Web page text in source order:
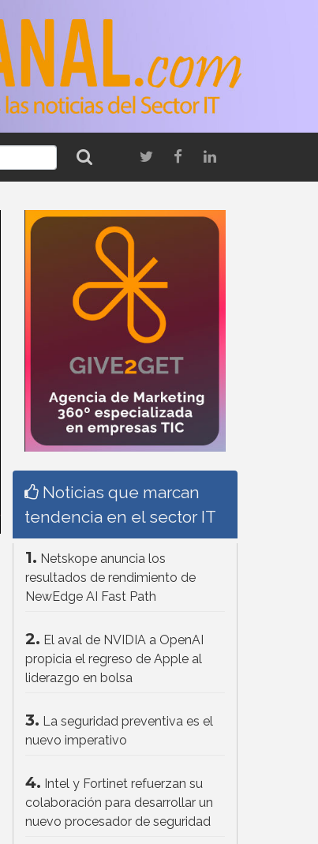
Noticias que marcan
tendencia en el sector IT
1. Netskope anuncia los
resultados de rendimiento de
NewEdge AI Fast Path
2. El aval de NVIDIA a OpenAI
propicia el regreso de Apple al
liderazgo en bolsa
3. La seguridad preventiva es el
nuevo imperativo
4. Intel y Fortinet refuerzan su
colaboración para desarrollar un
nuevo procesador de seguridad